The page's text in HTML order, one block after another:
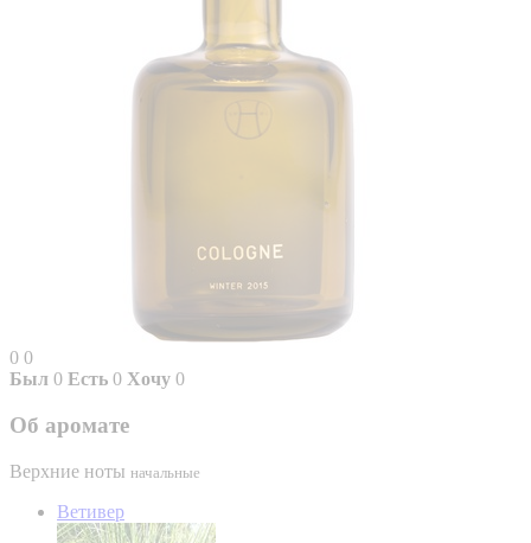
0 0
Был 0 Есть 0 Хочу 0
Об аромате
Верхние ноты начальные
Ветивер